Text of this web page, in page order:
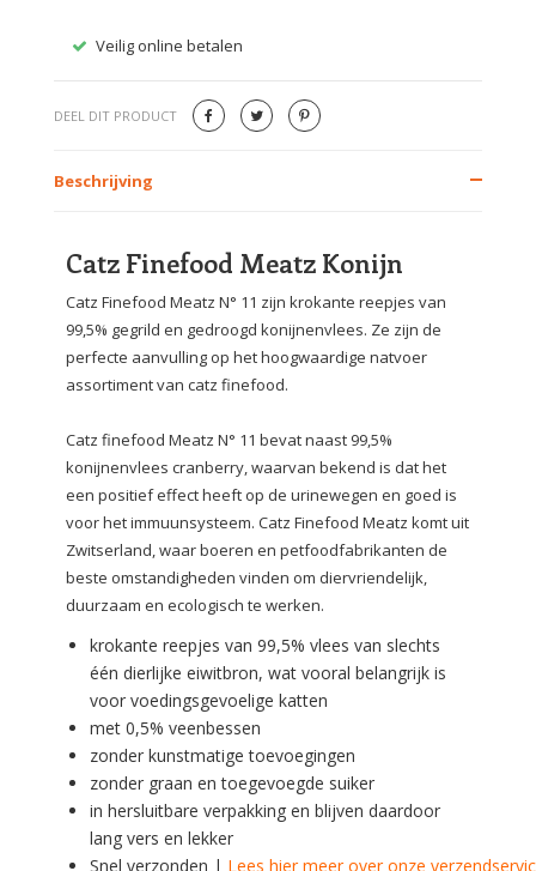
Veilig online betalen
DEEL DIT PRODUCT
Beschrijving
Catz Finefood Meatz Konijn
Catz Finefood Meatz N° 11 zijn krokante reepjes van
99,5% gegrild en gedroogd konijnenvlees. Ze zijn de
perfecte aanvulling op het hoogwaardige natvoer
assortiment van catz finefood.
Catz finefood Meatz N° 11 bevat naast 99,5%
konijnenvlees cranberry, waarvan bekend is dat het
een positief effect heeft op de urinewegen en goed is
voor het immuunsysteem. Catz Finefood Meatz komt uit
Zwitserland, waar boeren en petfoodfabrikanten de
beste omstandigheden vinden om diervriendelijk,
duurzaam en ecologisch te werken.
krokante reepjes van 99,5% vlees van slechts
één dierlijke eiwitbron, wat vooral belangrijk is
voor voedingsgevoelige katten
met 0,5% veenbessen
zonder kunstmatige toevoegingen
zonder graan en toegevoegde suiker
in hersluitbare verpakking en blijven daardoor
lang vers en lekker
Snel verzonden | Lees hier meer over onze